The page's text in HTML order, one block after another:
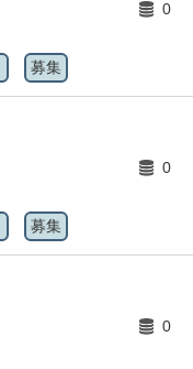
0
募集
0
募集
0